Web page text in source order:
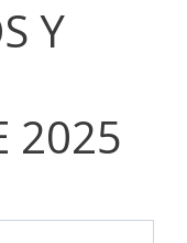
Y
2025